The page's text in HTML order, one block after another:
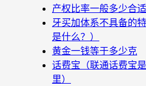
产权比率一般多少合适
牙买加体系不具备的
是什么？）
黄金一钱等于多少克
话费宝（联通话费宝
里）